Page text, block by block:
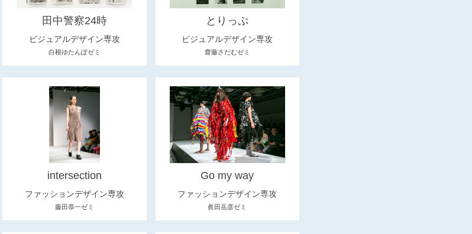
田中警察24時
ビジュアルデザイン専攻
白根ゆたんぽゼミ
とりっぷ
ビジュアルデザイン専攻
齋藤さだむゼミ
intersection
ファッションデザイン専攻
藤田恭一ゼミ
Go my way
ファッションデザイン専攻
眞田岳彦ゼミ